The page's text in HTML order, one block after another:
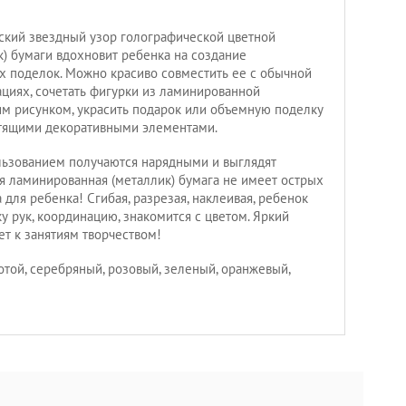
звездный узор голографической цветной
бумаги вдохновит ребенка на создание
поделок. Можно красиво совместить ее с обычной
сочетать фигурки из ламинированной
рисунком, украсить подарок или объемную поделку
декоративными элементами.
получаются нарядными и выглядят
ламинированная (металлик) бумага не имеет острых
ребенка! Сгибая, разрезая, наклеивая, ребенок
рук, координацию, знакомится с цветом. Яркий
к занятиям творчеством!
серебряный, розовый, зеленый, оранжевый,